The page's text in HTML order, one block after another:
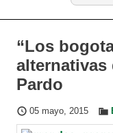
“Los
alternativas
Pardo
05 mayo, 2015